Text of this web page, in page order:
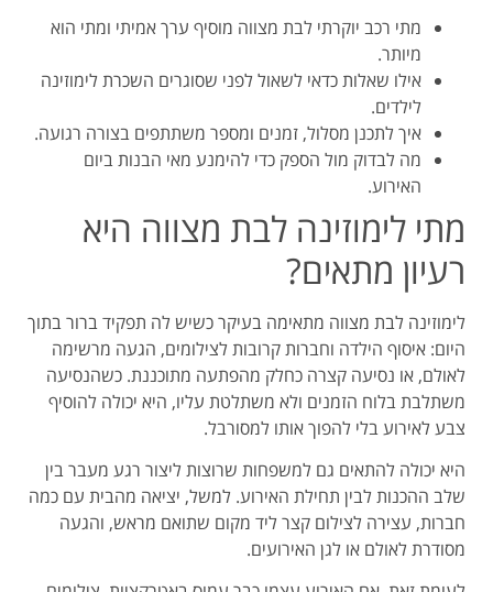
מתי רכב יוקרתי לבת מצווה מוסיף ערך אמיתי ומתי הוא
מיותר.
אילו שאלות כדאי לשאול לפני שסוגרים השכרת לימוזינה
לילדים.
איך לתכנן מסלול, זמנים ומספר משתתפים בצורה רגועה.
מה לבדוק מול הספק כדי להימנע מאי הבנות ביום
האירוע.
מתי לימוזינה לבת מצווה היא
רעיון מתאים?
לימוזינה לבת מצווה מתאימה בעיקר כשיש לה תפקיד ברור בתוך
היום: איסוף הילדה וחברות קרובות לצילומים, הגעה מרשימה
לאולם, או נסיעה קצרה כחלק מהפתעה מתוכננת. כשהנסיעה
משתלבת בלוח הזמנים ולא משתלטת עליו, היא יכולה להוסיף
צבע לאירוע בלי להפוך אותו למסורבל.
היא יכולה להתאים גם למשפחות שרוצות ליצור רגע מעבר בין
שלב ההכנות לבין תחילת האירוע. למשל, יציאה מהבית עם כמה
חברות, עצירה לצילום קצר ליד מקום שתואם מראש, והגעה
מסודרת לאולם או לגן האירועים.